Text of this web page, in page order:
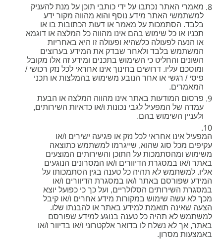
מאמרי האתר נכתבו על ידי כותבי תוכן על מנת להעניק
למשתמשי האתר מידע נוסף והוא מהווה מקור ידע
בלבד. הסתמכות על מאמר או דעות הכתובות בו או
תכניו או כל שימוש בהם אינו מהווה כל המלצה או דוגמא
או הנעה לפעולה כלשהיא ופעולה זו היא באחריות
המשתמש בלבד ולאחר שבדק את המידע בערוצים
השונים והחליט כי השימוש בתכנים ומידע זה אלו מקובל
ומוסכם עליו. דרושים בחינוך אינו אחראי לכל נזק רכושי /
פיסי / רגשי או אחר הנובע משימוש בהמלצות או תכני
המאמרים.
פרסום המודעות באתר אינו מהווה המלצה או הבעת
עמדה של המפעיל לגבי נכונות ו/או כדאיות השירותים,
ולעניין השימוש בהם.
המפעיל אינו אחראי לכל נזק או פגיעה ישירים ו/או
עקיפים מכל סוג שהוא, שייגרמו למשתמש כתוצאה
משימוש ומהסתמכות על התוכן והשירותים המוצעים
באתר ו/או במסגרת הדיוורים ו/או המסרונים הנוגעים
אליו. למשתמש לא תהיה כל טענה בגין הסתמכותו על
המידע שפורסם באתר ו/או במסגרת הדיוורים ו/או
במסגרת השירותים הסלולריים, ועל כך כי כפועל יוצא
מכך לא עשה שימוש במקורות מידע אחרים ו/או קיבל
הצעה שאינה תואמת למידע באתר או להבנתו שלו.
למשתמש לא תהיה כל טענה בנוגע למידע שפורסם
באתר, אך לא נשלח לו בדואר אלקטרוני ו/או בדיוור ו/או
באמצעות מסרון.